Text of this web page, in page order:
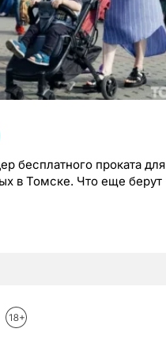
бесплатного проката для
в Томске. Что еще берут